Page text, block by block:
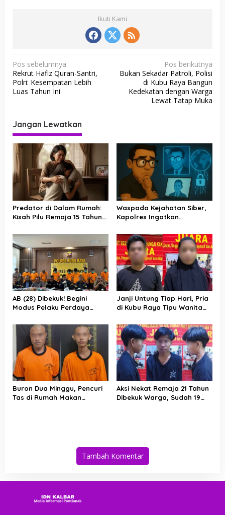
Ikuti Kami
N
a
v
g
a
s
i
p
o
s
Pos sebelumnya
Rekrut Hafiz Quran-Santri,
Polri: Kesempatan Lebih
Luas Tahun Ini
Pos berikutnya
Bukan Sekadar Patroli, Polisi
di Kubu Raya Bangun
Kedekatan dengan Warga
Lewat Tatap Muka
Jangan Lewatkan
Predator di Dalam Rumah:
Kisah Pilu Remaja 15 Tahun
Korban Ayah Kandung
Waspada Kejahatan Siber,
Kapolres Ingatkan
Percaya Tawaran Digital
AB (28) Dibekuk! Begini
Modus Pelaku Perdaya
Keponakan di Kubu Raya
Janji Untung Tiap Hari, Pria
di Kubu Raya Tipu Wanita
Investasi Emas Bodong
Buron Dua Minggu, Pencuri
Tas di Rumah Makan
Aksi Nekat Remaja 21 Tahun
Dibekuk Warga, Sudah 19
Tambah Komentar